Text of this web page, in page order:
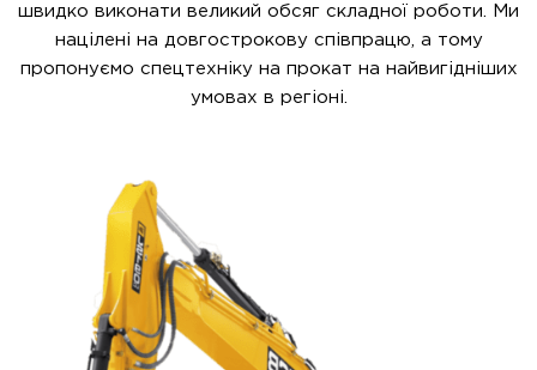
швидко виконати великий обсяг складної роботи. Ми
націлені на довгострокову співпрацю, а тому
пропонуємо спецтехніку на прокат на найвигідніших
умовах в регіоні.